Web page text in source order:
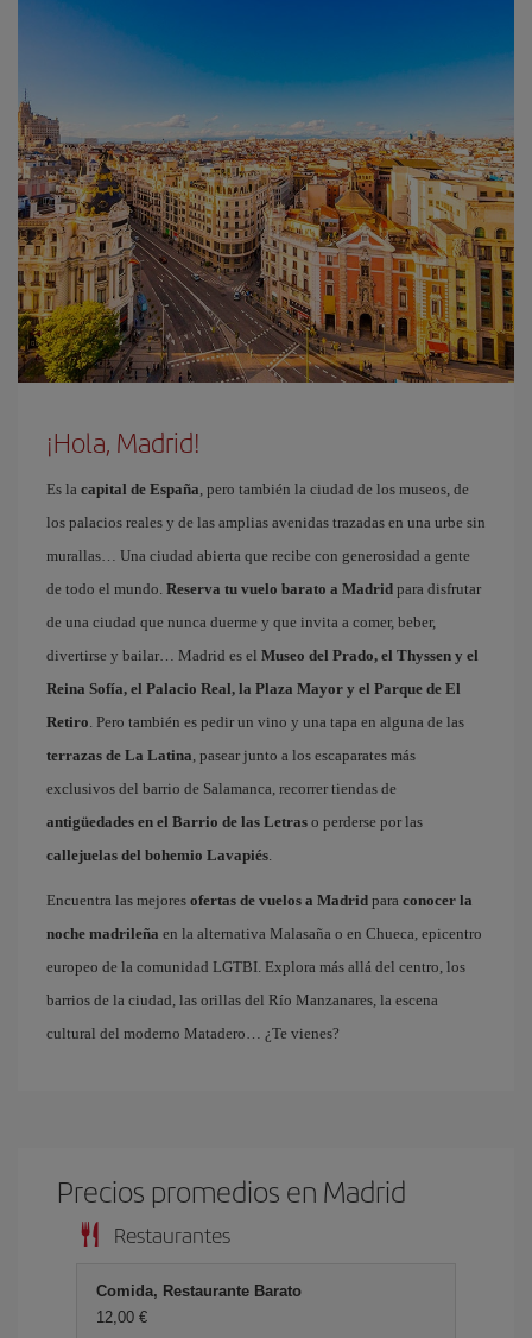
¡Hola, Madrid!
Es la capital de España, pero también la ciudad de los museos, de
los palacios reales y de las amplias avenidas trazadas en una urbe sin
murallas… Una ciudad abierta que recibe con generosidad a gente
de todo el mundo. Reserva tu vuelo barato a Madrid para disfrutar
de una ciudad que nunca duerme y que invita a comer, beber,
divertirse y bailar… Madrid es el Museo del Prado, el Thyssen y el
Reina Sofía, el Palacio Real, la Plaza Mayor y el Parque de El
Retiro. Pero también es pedir un vino y una tapa en alguna de las
terrazas de La Latina, pasear junto a los escaparates más
exclusivos del barrio de Salamanca, recorrer tiendas de
antigüedades en el Barrio de las Letras o perderse por las
callejuelas del bohemio Lavapiés.
Encuentra las mejores ofertas de vuelos a Madrid para conocer la
noche madrileña en la alternativa Malasaña o en Chueca, epicentro
europeo de la comunidad LGTBI. Explora más allá del centro, los
barrios de la ciudad, las orillas del Río Manzanares, la escena
cultural del moderno Matadero… ¿Te vienes?
Precios promedios en Madrid
Restaurantes
Comida, Restaurante Barato
12,00 €